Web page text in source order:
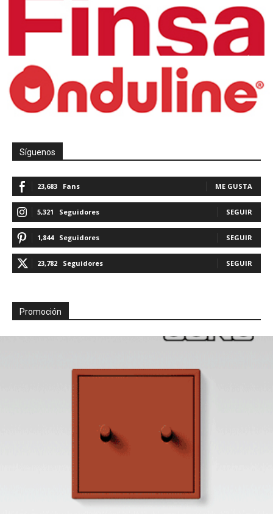
Síguenos
23,683 Fans ME GUSTA
5,321 Seguidores SEGUIR
1,844 Seguidores SEGUIR
23,782 Seguidores SEGUIR
Promoción